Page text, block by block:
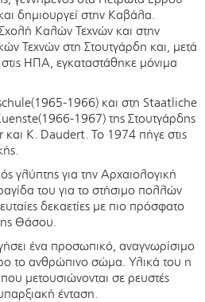
δημιουργεί στην Καβάλα.
Καλών Τεχνών και στην
Τεχνών στη Στουτγάρδη και, μετά
ΗΠΑ, εγκαταστάθηκε μόνιμα
1966) και στη Staatliche
1967) της Στουτγάρδης
K. Daudert. Το 1974 πήγε στις
γλύπτης για την Αρχαιολογική
του για το στήσιμο πολλών
δεκαετίες με πιο πρόσφατο
Θάσου.
ένα προσωπικό, αναγνωρίσιμο
το ανθρώπινο σώμα. Υλικά του η
μετουσιώνονται σε ρευστές
ένταση.